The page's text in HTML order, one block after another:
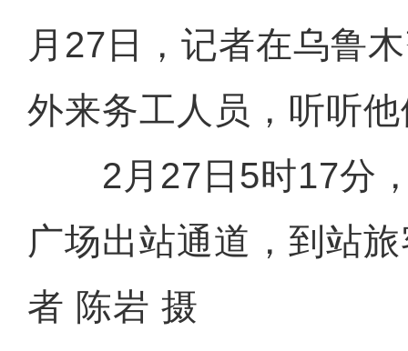
月27日，记者在乌鲁
外来务工人员，听听
2月27日5时17分，
广场出站通道，到站
者 陈岩 摄